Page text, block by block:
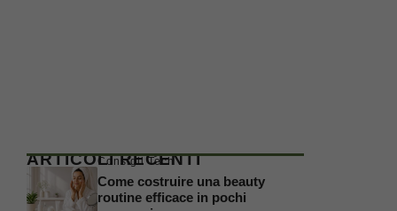
ARTICOLI RECENTI
Consigli Tech
Come costruire una beauty
routine efficace in pochi